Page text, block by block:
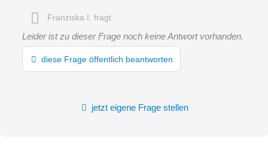
Datenschutzerklärung
öffentliche Frage stellen Abbrechen
Hinweis:Bitte beachten Sie, öffentliche Fragen sind
Klicken Sie hier um eineindividuelle Frage
Franziska I. fragt
Leider ist zu dieser Frage noch keine Antwort vorhanden.
diese Frage öffentlich beantworten
jetzt eigene Frage stellen